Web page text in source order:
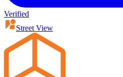
Verified
Street View